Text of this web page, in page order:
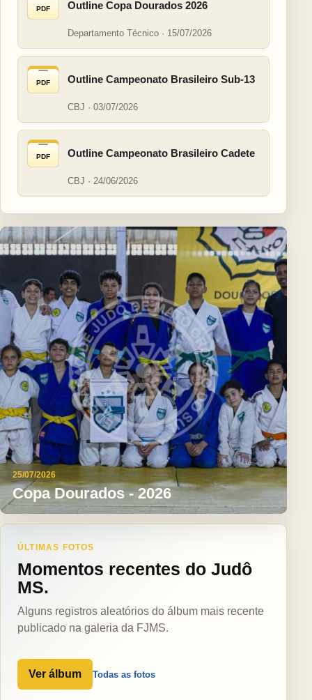
PDF Outline Copa Dourados 2026
Departamento Técnico · 15/07/2026
PDF Outline Campeonato Brasileiro Sub-13
CBJ · 03/07/2026
PDF Outline Campeonato Brasileiro Cadete
CBJ · 24/06/2026
25/07/2026
Copa Dourados - 2026
ÚLTIMAS FOTOS
Momentos recentes do Judô
MS.
Alguns registros aleatórios do álbum mais recente
publicado na galeria da FJMS.
Ver álbum Todas as fotos